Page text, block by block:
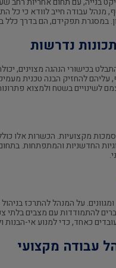
מנהל עבודה חייב לוודא כי כל
תפקידם, הם בדרך כלל
נדרשות
בכישורי הנהגה מצוינים,
עליהם להחזיק הבנה טכנית
בשטח ולמצוא
מקצועיות. הכשרות אלו
החדשניות והמתפתחות.
על המנהל להתרכז
להתמודדות עם מצבים
כאחד, כדי למנוע אי-
עבודה מקצועי